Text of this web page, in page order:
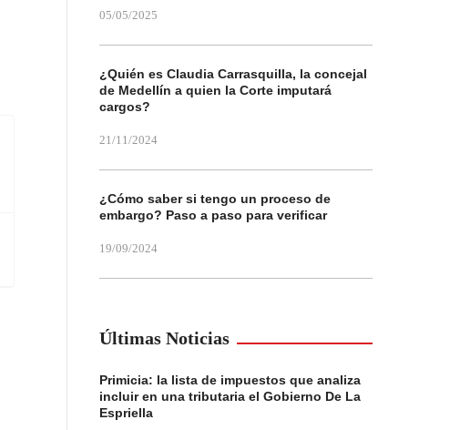
05/05/2025
¿Quién es Claudia Carrasquilla, la concejal
de Medellín a quien la Corte imputará
cargos?
21/11/2024
¿Cómo saber si tengo un proceso de
embargo? Paso a paso para verificar
19/09/2024
Últimas Noticias
Primicia: la lista de impuestos que analiza
incluir en una tributaria el Gobierno De La
Espriella